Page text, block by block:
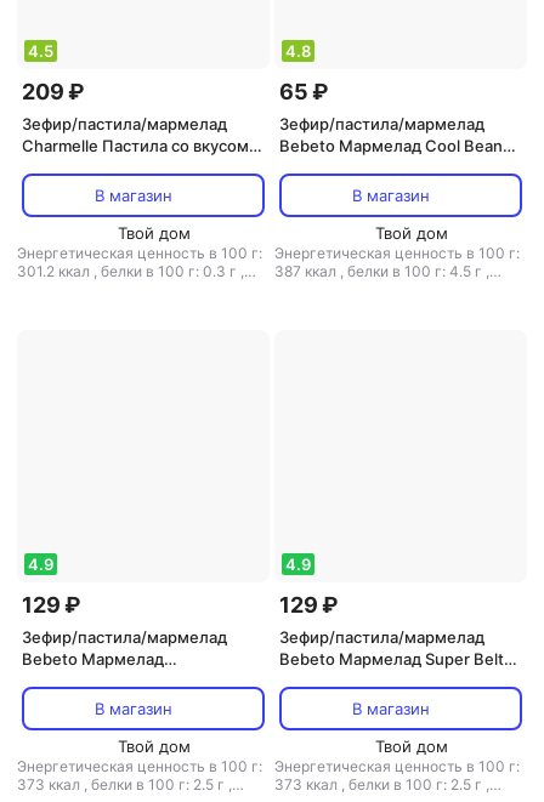
4.5
209 ₽
Зефир/пастила/мармелад
Charmelle Пастила со вкусом
В магазин
Твой дом
Энергетическая ценность в 100 г:
301.2 ккал , белки в 100 г: 0.3 г ,
4.8
65 ₽
Зефир/пастила/мармелад
Bebeto Мармелад Cool Beans
В магазин
Твой дом
Энергетическая ценность в 100 г:
387 ккал , белки в 100 г: 4.5 г ,
4.9
129 ₽
Зефир/пастила/мармелад
Bebeto Мармелад
вкусом клубники и ванили, 75
г
В магазин
Твой дом
Энергетическая ценность в 100 г:
373 ккал , белки в 100 г: 2.5 г ,
4.9
129 ₽
Зефир/пастила/мармелад
Bebeto Мармелад Super Belts,
В магазин
Твой дом
Энергетическая ценность в 100 г:
373 ккал , белки в 100 г: 2.5 г ,